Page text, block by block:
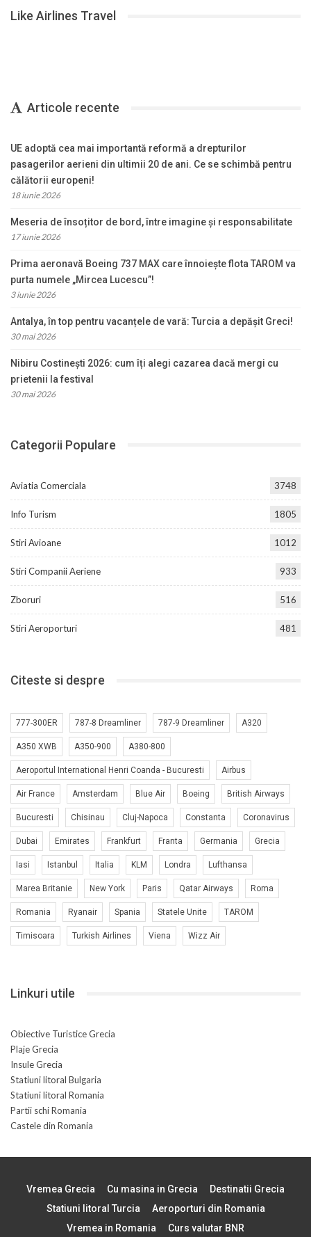
Like Airlines Travel
Articole recente
UE adoptă cea mai importantă reformă a drepturilor
pasagerilor aerieni din ultimii 20 de ani. Ce se schimbă pentru
călătorii europeni!
18 iunie 2026
Meseria de însoțitor de bord, între imagine și responsabilitate
17 iunie 2026
Prima aeronavă Boeing 737 MAX care înnoiește flota TAROM va
purta numele „Mircea Lucescu”!
3 iunie 2026
Antalya, în top pentru vacanțele de vară: Turcia a depășit Greci!
30 mai 2026
Nibiru Costinești 2026: cum îți alegi cazarea dacă mergi cu
prietenii la festival
30 mai 2026
Categorii Populare
Aviatia Comerciala 3748
Info Turism 1805
Stiri Avioane 1012
Stiri Companii Aeriene 933
Zboruri 516
Stiri Aeroporturi 481
Citeste si despre
777-300ER 787-8 Dreamliner 787-9 Dreamliner A320
A350 XWB A350-900 A380-800
Aeroportul International Henri Coanda - Bucuresti Airbus
Air France Amsterdam Blue Air Boeing British Airways
Bucuresti Chisinau Cluj-Napoca Constanta Coronavirus
Dubai Emirates Frankfurt Franta Germania Grecia
Iasi Istanbul Italia KLM Londra Lufthansa
Marea Britanie New York Paris Qatar Airways Roma
Romania Ryanair Spania Statele Unite TAROM
Timisoara Turkish Airlines Viena Wizz Air
Linkuri utile
Obiective Turistice Grecia
Plaje Grecia
Insule Grecia
Statiuni litoral Bulgaria
Statiuni litoral Romania
Partii schi Romania
Castele din Romania
Vremea Grecia Cu masina in Grecia
Destinatii Grecia
Statiuni litoral Turcia
Aeroporturi din Romania
Vremea in Romania
Curs valutar BNR